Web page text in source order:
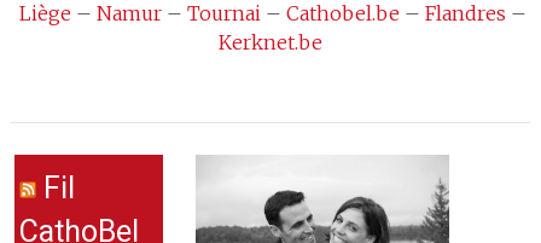
Liège – Namur– Tournai– Cathobel.be – Flandres –
Kerknet.be
Fil
CathoBel